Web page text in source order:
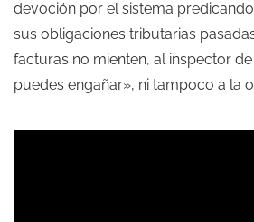
devoción por el sistema
sus obligaciones tributarias
facturas no mienten, al inspector
puedes engañar», ni tampoco a la